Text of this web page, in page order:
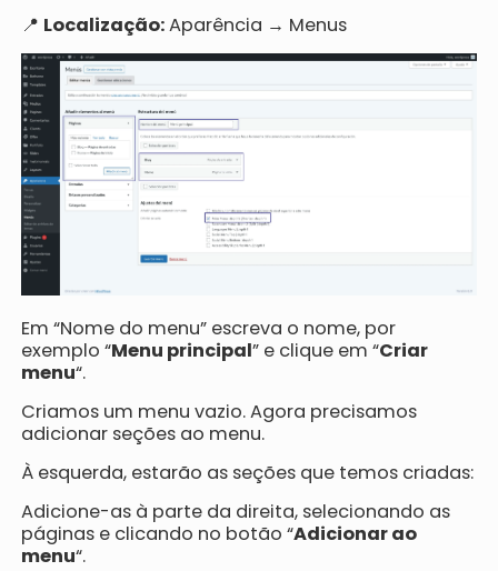
📍 Localização:Aparência → Menus
Em “Nome do menu” escreva o nome, por
exemplo “Menu principal” e clique em “Criar
menu“.
Criamos um menu vazio. Agora precisamos
adicionar seções ao menu.
À esquerda, estarão as seções que temos criadas:
Adicione-as à parte da direita, selecionando as
páginas e clicando no botão “Adicionar ao
menu“.